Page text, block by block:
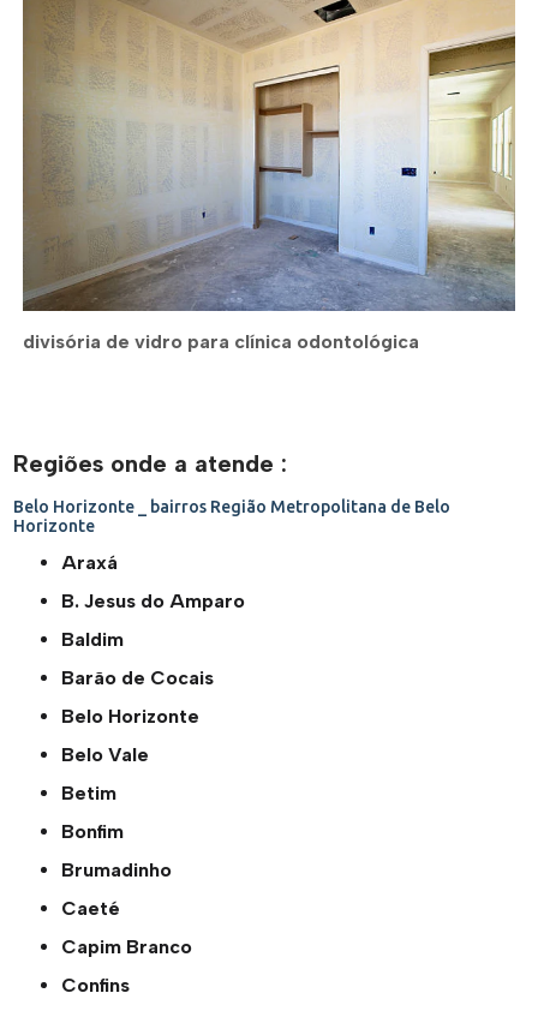
divisória de vidro para clínica odontológica
Regiões onde a atende :
Belo Horizonte _ bairros Região Metropolitana de Belo
Horizonte
Araxá
B. Jesus do Amparo
Baldim
Barão de Cocais
Belo Horizonte
Belo Vale
Betim
Bonfim
Brumadinho
Caeté
Capim Branco
Confins